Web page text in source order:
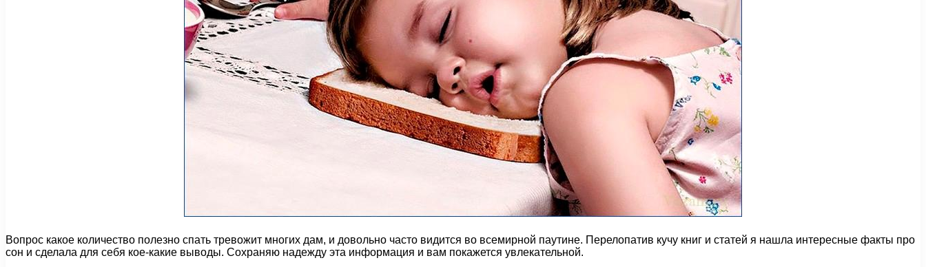
Вопрос какое количество полезно спать тревожит многих дам, и довольно часто видится во всемирной паутине. Перелопатив кучу книг и статей я нашла интересные факты про
сон и сделала для себя кое-какие выводы. Сохраняю надежду эта информация и вам покажется увлекательной.